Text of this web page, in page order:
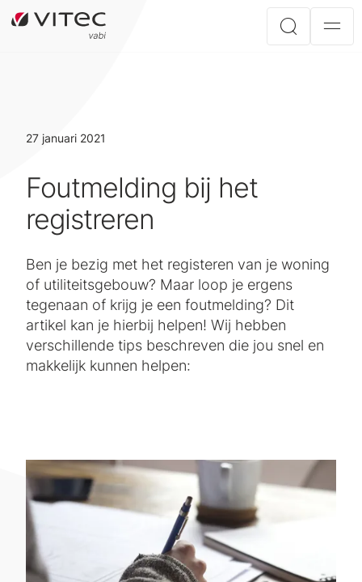
27 januari 2021
Foutmelding bij het
registreren
Ben je bezig met het registeren van je woning
of utiliteitsgebouw? Maar loop je ergens
tegenaan of krijg je een foutmelding? Dit
artikel kan je hierbij helpen! Wij hebben
verschillende tips beschreven die jou snel en
makkelijk kunnen helpen: